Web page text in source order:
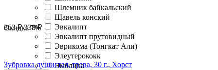
Шлемник байкальский
Щавель конский
Эвкалипт
Эвкалипт прутовидный
Эврикома (Тонгкат Али)
Элеутерококк
Эмблика
Скидка7%
363 ₽ 338 ₽
Зубровка душистая, трава, 30 г., Хорст